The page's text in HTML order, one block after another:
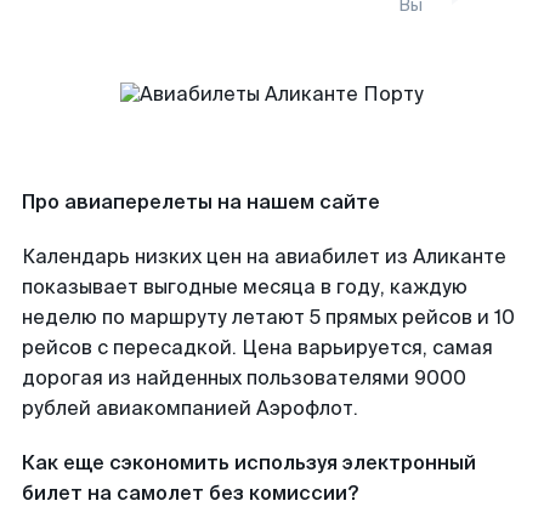
Вы
Про авиаперелеты на нашем сайте
Календарь низких цен на авиабилет из Аликанте
показывает выгодные месяца в году, каждую
неделю по маршруту летают 5 прямых рейсов и 10
рейсов с пересадкой. Цена варьируется, самая
дорогая из найденных пользователями 9000
рублей авиакомпанией Аэрофлот.
Как еще сэкономить используя электронный
билет на самолет без комиссии?